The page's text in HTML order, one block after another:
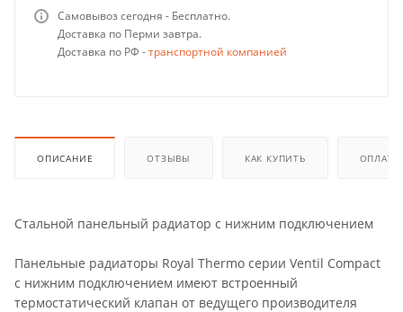
Самовывоз сегодня - Бесплатно.
Доставка по Перми завтра.
Доставка по РФ -транспортной компанией
ОПИСАНИЕ ОТЗЫВЫ КАК КУПИТЬ ОПЛАТА
Стальной панельный радиатор с нижним подключением
Панельные радиаторы Royal Thermo серии Ventil Compact
с нижним подключением имеют встроенный
термостатический клапан от ведущего производителя